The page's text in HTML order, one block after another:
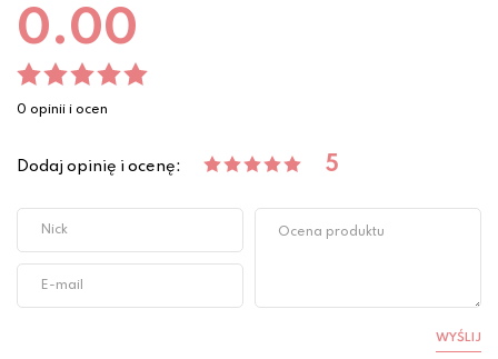
0.00
0 opinii i ocen
Dodaj opinię i ocenę: 5
WYŚLIJ